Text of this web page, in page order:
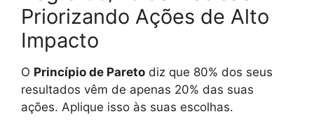
Priorizando Ações de Alto
Impacto
O Princípio de Pareto diz que 80% dos seus
resultados vêm de apenas 20% das suas
ações. Aplique isso às suas escolhas.